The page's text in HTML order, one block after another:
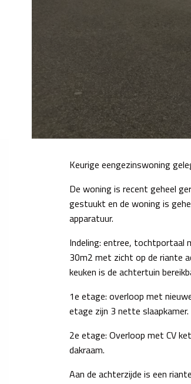
Keurige eengezinswoning
De woning is recent geheel
gestuukt en de woning is
apparatuur.
Indeling: entree, tochtportaal
30m2 met zicht op de riante
keuken is de achtertuin
1e etage: overloop met
etage zijn 3 nette slaapkamer.
2e etage: Overloop met CV
dakraam.
Aan de achterzijde is een